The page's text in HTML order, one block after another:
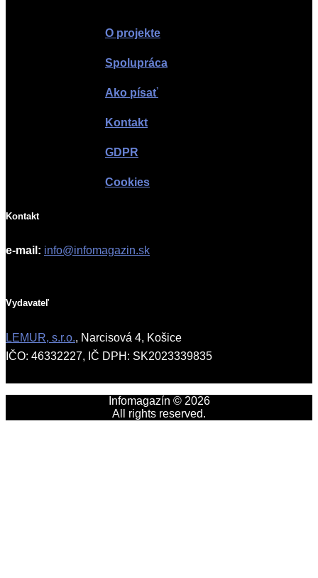
O projekte
Spolupráca
Ako písať
Kontakt
GDPR
Cookies
Kontakt
e-mail: info@infomagazin.sk
Vydavateľ
LEMUR, s.r.o., Narcisová 4, Košice
IČO: 46332227, IČ DPH: SK2023339835
Infomagazín © 2026
All rights reserved.